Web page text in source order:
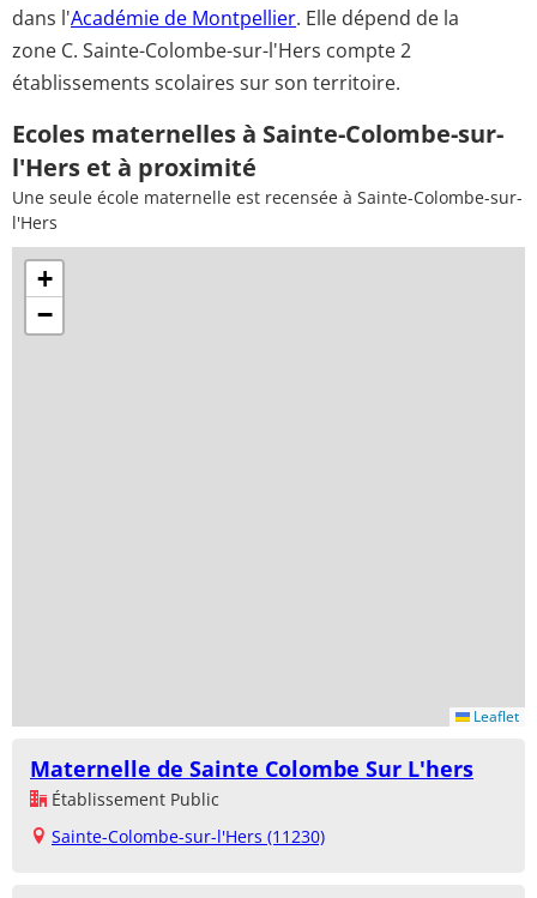
dans l'Académie de Montpellier. Elle dépend de la
zone C. Sainte-Colombe-sur-l'Hers compte 2
établissements scolaires sur son territoire.
Ecoles maternelles à Sainte-Colombe-sur-
l'Hers et à proximité
Une seule école maternelle est recensée à Sainte-Colombe-sur-
l'Hers
+
−
Leaflet
Maternelle de Sainte Colombe Sur L'hers
Établissement Public
Sainte-Colombe-sur-l'Hers (11230)